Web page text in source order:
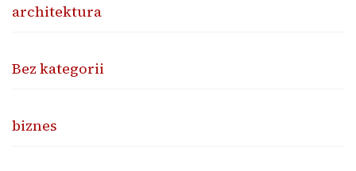
architektura
Bez kategorii
biznes